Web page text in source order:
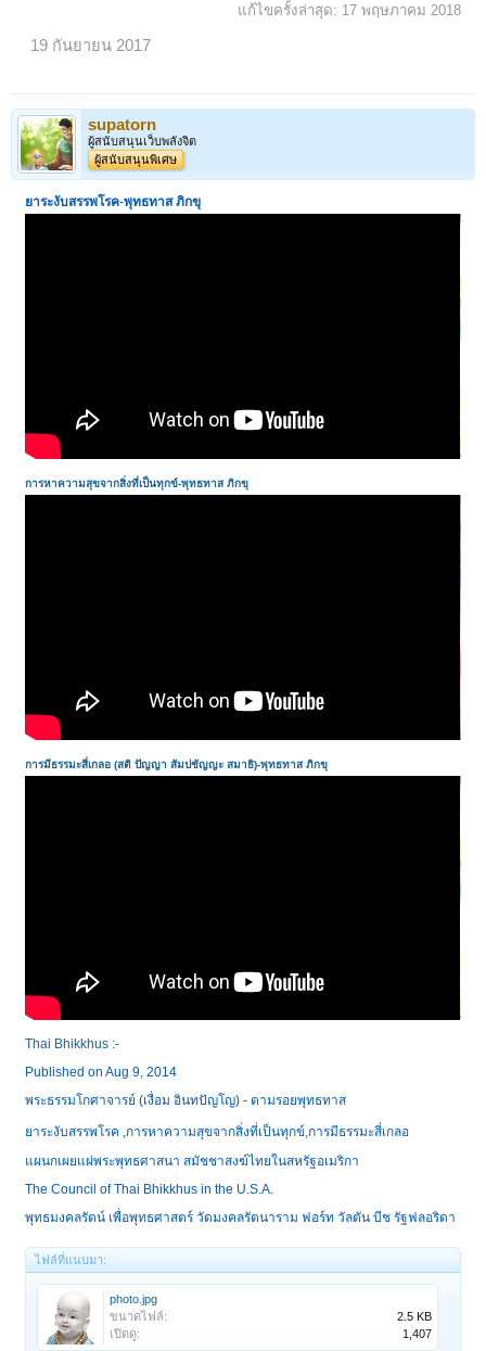
แก้ไขครั้งล่าสุด: 17 พฤษภาคม 2018
19 กันยายน 2017
supatorn
ผู้สนับสนุนเว็บพลังจิต
ผู้สนับสนุนพิเศษ
ยาระงับสรรพโรค-พุทธทาส ภิกขุ
การหาความสุขจากสิ่งที่เป็นทุกข์-พุทธทาส ภิกขุ
การมีธรรมะสี่เกลอ (สติ ปัญญา สัมปชัญญะ สมาธิ)-พุทธทาส ภิกขุ
Thai Bhikkhus :-
Published on Aug 9, 2014
พระธรรมโกศาจารย์ (เงื่อม อินทปัญโญ) - ตามรอยพุทธทาส
ยาระงับสรรพโรค ,การหาความสุขจากสิ่งที่เป็นทุกข์,การมีธรรมะสี่เกลอ
แผนกเผยแผ่พระพุทธศาสนา สมัชชาสงฆ์ไทยในสหรัฐอเมริกา
The Council of Thai Bhikkhus in the U.S.A.
พุทธมงคลรัตน์ เพื่อพุทธศาสตร์ วัดมงคลรัตนาราม ฟอร์ท วัลตัน บีช รัฐฟลอริดา
ไฟล์ที่แนบมา:
photo.jpg
ขนาดไฟล์:
2.5 KB
เปิดดู:
1,407